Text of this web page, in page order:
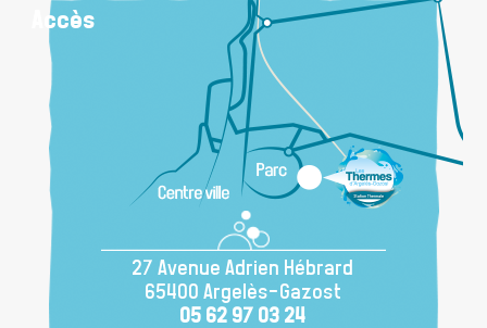
Accès
27 Avenue Adrien Hébrard
65400 Argelès-Gazost
05 62 97 03 24